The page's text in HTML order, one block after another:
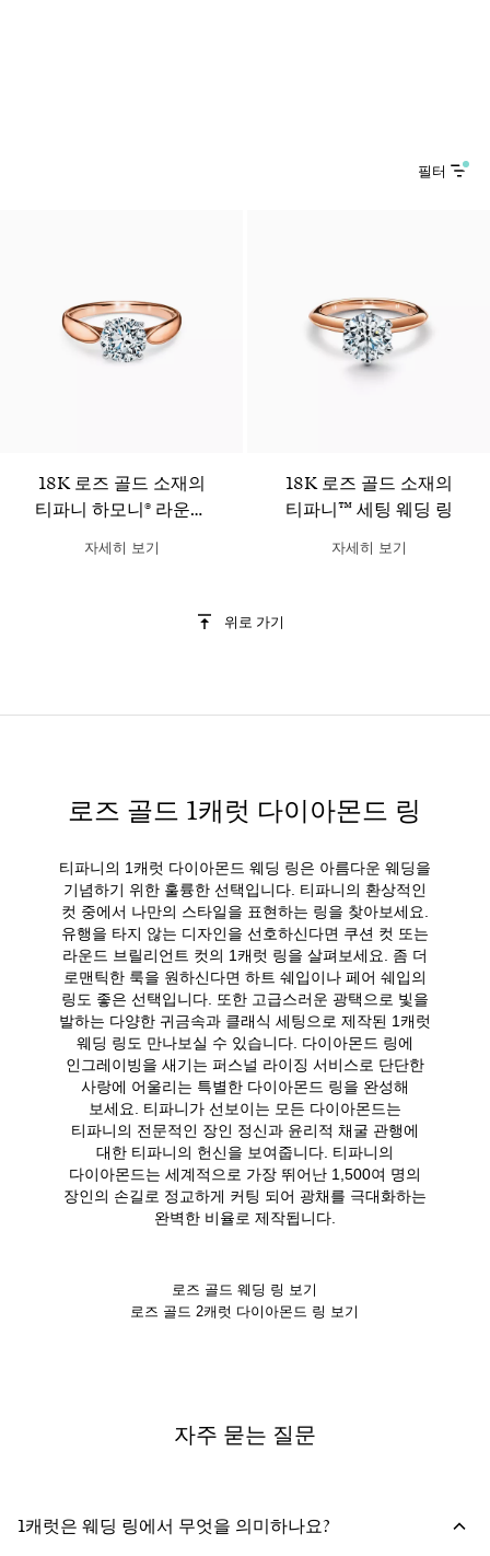
필터
18K 로즈 골드 소재의
티파니 하모니® 라운드
브릴리언트 웨딩 링
자세히 보기
18K 로즈 골드 소재의
티파니™ 세팅 웨딩 링
자세히 보기
위로 가기
로즈 골드 1캐럿 다이아몬드 링
티파니의 1캐럿 다이아몬드 웨딩 링은 아름다운 웨딩을
기념하기 위한 훌륭한 선택입니다. 티파니의 환상적인
컷 중에서 나만의 스타일을 표현하는 링을 찾아보세요.
유행을 타지 않는 디자인을 선호하신다면 쿠션 컷 또는
라운드 브릴리언트 컷의 1캐럿 링을 살펴보세요. 좀 더
로맨틱한 룩을 원하신다면 하트 쉐입이나 페어 쉐입의
링도 좋은 선택입니다. 또한 고급스러운 광택으로 빛을
발하는 다양한 귀금속과 클래식 세팅으로 제작된 1캐럿
웨딩 링도 만나보실 수 있습니다. 다이아몬드 링에
인그레이빙을 새기는 퍼스널 라이징 서비스로 단단한
사랑에 어울리는 특별한 다이아몬드 링을 완성해
보세요. 티파니가 선보이는 모든 다이아몬드는
티파니의 전문적인 장인 정신과 윤리적 채굴 관행에
대한 티파니의 헌신을 보여줍니다. 티파니의
다이아몬드는 세계적으로 가장 뛰어난 1,500여 명의
장인의 손길로 정교하게 커팅 되어 광채를 극대화하는
완벽한 비율로 제작됩니다.
로즈 골드 웨딩 링 보기
로즈 골드 2캐럿 다이아몬드 링 보기
자주 묻는 질문
1캐럿은 웨딩 링에서 무엇을 의미하나요?